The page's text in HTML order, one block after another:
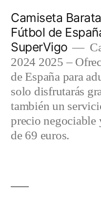
contenido
Camiseta
Fútbol de
SuperVigo
2024 2025 –
de España para
solo disfrutarás
también un
precio
de 69 euros.